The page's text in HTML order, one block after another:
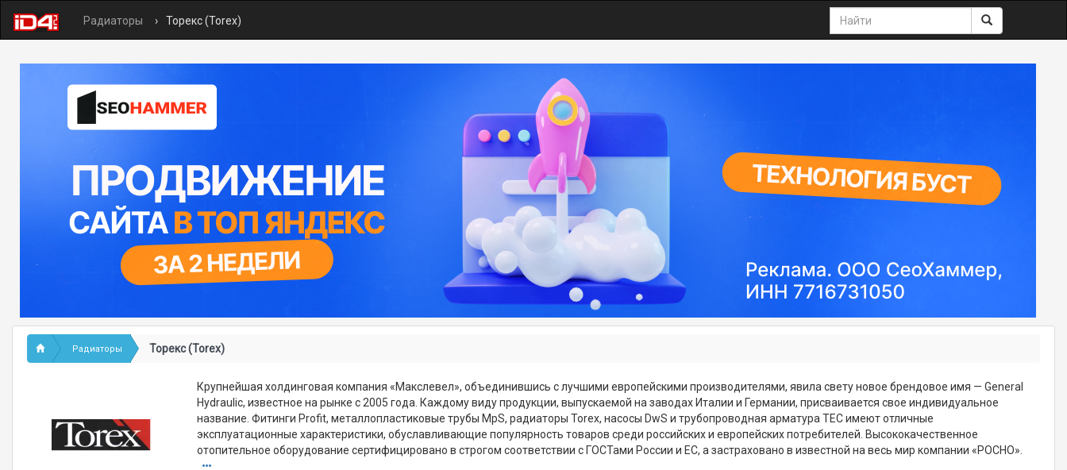
Радиаторы Торекс (Torex)
Радиаторы Торекс (Torex)
Крупнейшая холдинговая компания «Макслевел», объединившись с лучшими европейскими производителями, явила свету новое брендовое имя — General
Hydraulic, известное на рынке с 2005 года. Каждому виду продукции, выпускаемой на заводах Италии и Германии, присваивается свое индивидуальное
название. Фитинги Profit, металлопластиковые трубы MpS, радиаторы Torex, насосы DwS и трубопроводная арматура TEC имеют отличные
эксплуатационные характеристики, обуславливающие популярность товаров среди российских и европейских потребителей. Высококачественное
отопительное оборудование сертифицировано в строгом соответствии с ГОСТами России и ЕС, а застраховано в известной на весь мир компании «РОСНО».